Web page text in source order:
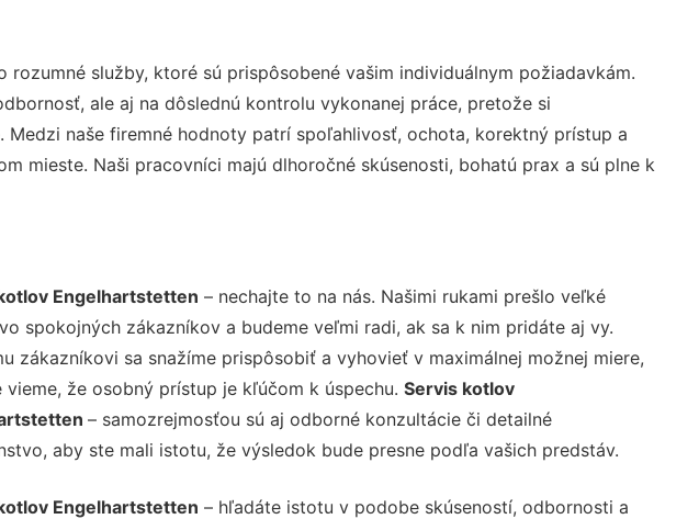
služby, ktoré sú prispôsobené vašim individuálnym požiadavkám.
ale aj na dôslednú kontrolu vykonanej práce, pretože si
naše firemné hodnoty patrí spoľahlivosť, ochota, korektný prístup a
mieste. Naši pracovníci majú dlhoročné skúsenosti, bohatú prax a sú plne k
Engelhartstetten – nechajte to na nás. Našimi rukami prešlo veľké
spokojných zákazníkov a budeme veľmi radi, ak sa k nim pridáte aj vy.
zákazníkovi sa snažíme prispôsobiť a vyhovieť v maximálnej možnej miere,
vieme, že osobný prístup je kľúčom k úspechu. Servis kotlov
– samozrejmosťou sú aj odborné konzultácie či detailné
aby ste mali istotu, že výsledok bude presne podľa vašich predstáv.
Engelhartstetten – hľadáte istotu v podobe skúseností, odbornosti a